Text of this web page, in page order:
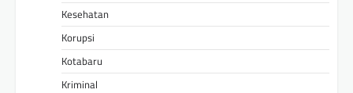
Kesehatan
Korupsi
Kotabaru
Kriminal